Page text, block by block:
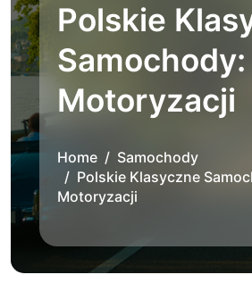
Polskie
Samochody:
Motoryzacji
Home
Samochody
Polskie Klasyczne
Motoryzacji